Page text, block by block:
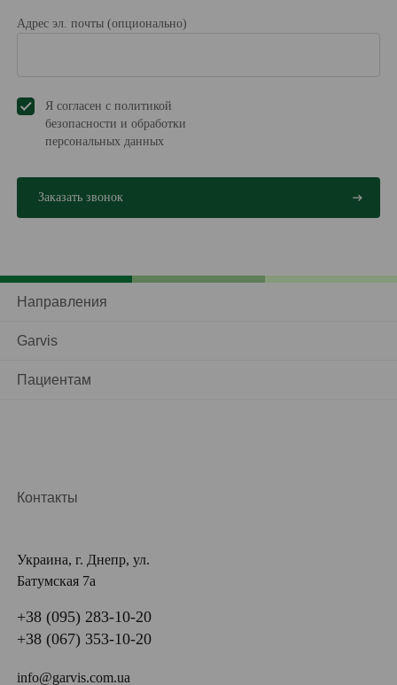
Адрес эл. почты (опционально)
Я согласен с политикой
безопасности и обработки
персональных данных
Направления
Garvis
Пациентам
Контакты
Украина, г. Днепр, ул.
Батумская 7а
+38 (095) 283-10-20
+38 (067) 353-10-20
info@garvis.com.ua